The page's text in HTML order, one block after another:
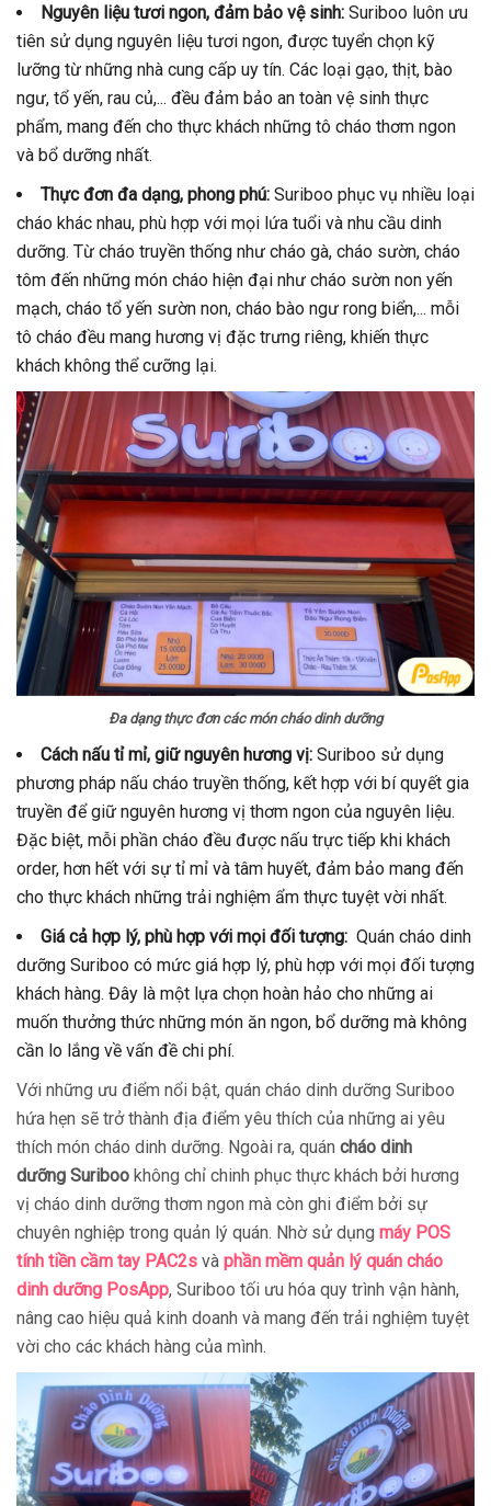
Nguyên liệu tươi ngon, đảm bảo vệ sinh: Suriboo luôn ưu
tiên sử dụng nguyên liệu tươi ngon, được tuyển chọn kỹ
lưỡng từ những nhà cung cấp uy tín. Các loại gạo, thịt, bào
ngư, tổ yến, rau củ,... đều đảm bảo an toàn vệ sinh thực
phẩm, mang đến cho thực khách những tô cháo thơm ngon
và bổ dưỡng nhất.
Thực đơn đa dạng, phong phú: Suriboo phục vụ nhiều loại
cháo khác nhau, phù hợp với mọi lứa tuổi và nhu cầu dinh
dưỡng. Từ cháo truyền thống như cháo gà, cháo sườn, cháo
tôm đến những món cháo hiện đại như cháo sườn non yến
mạch, cháo tổ yến sườn non, cháo bào ngư rong biển,... mỗi
tô cháo đều mang hương vị đặc trưng riêng, khiến thực
khách không thể cưỡng lại.
Đa dạng thực đơn các món cháo dinh dưỡng
Cách nấu tỉ mỉ, giữ nguyên hương vị: Suriboo sử dụng
phương pháp nấu cháo truyền thống, kết hợp với bí quyết gia
truyền để giữ nguyên hương vị thơm ngon của nguyên liệu.
Đặc biệt, mỗi phần cháo đều được nấu trực tiếp khi khách
order, hơn hết với sự tỉ mỉ và tâm huyết, đảm bảo mang đến
cho thực khách những trải nghiệm ẩm thực tuyệt vời nhất.
Giá cả hợp lý, phù hợp với mọi đối tượng: Quán cháo dinh
dưỡng Suriboo có mức giá hợp lý, phù hợp với mọi đối tượng
khách hàng. Đây là một lựa chọn hoàn hảo cho những ai
muốn thưởng thức những món ăn ngon, bổ dưỡng mà không
cần lo lắng về vấn đề chi phí.
Với những ưu điểm nổi bật, quán cháo dinh dưỡng Suriboo
hứa hẹn sẽ trở thành địa điểm yêu thích của những ai yêu
thích món cháo dinh dưỡng. Ngoài ra, quán cháo dinh
dưỡng Suriboo không chỉ chinh phục thực khách bởi hương
vị cháo dinh dưỡng thơm ngon mà còn ghi điểm bởi sự
chuyên nghiệp trong quản lý quán. Nhờ sử dụng máy POS
tính tiền cầm tay PAC2s và phần mềm quản lý quán cháo
dinh dưỡng PosApp, Suriboo tối ưu hóa quy trình vận hành,
nâng cao hiệu quả kinh doanh và mang đến trải nghiệm tuyệt
vời cho các khách hàng của mình.